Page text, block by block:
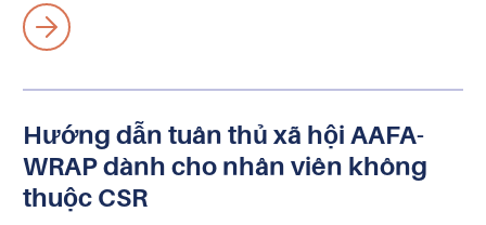
Hướng dẫn tuân thủ xã hội AAFA-
WRAP dành cho nhân viên không
thuộc CSR